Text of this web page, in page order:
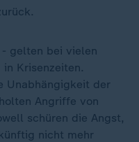
gelten bei vielen
Krisenzeiten.
Unabhängigkeit der
Angriffe von
schüren die Angst,
nicht mehr